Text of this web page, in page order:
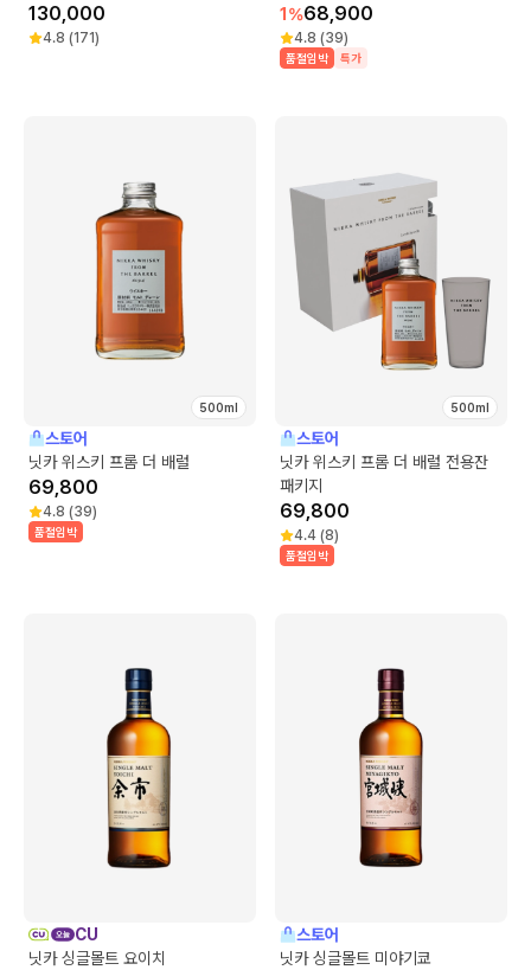
130,000
4.8 (171)
1 %68,900
4.8 (39)
품절임박 특가
500ml
스토어
닛카 위스키 프롬 더 배럴
69,800
4.8 (39)
품절임박
500ml
스토어
닛카 위스키 프롬 더 배럴 전용잔
패키지
69,800
4.4 (8)
품절임박
CU
닛카 싱글몰트 요이치
스토어
닛카 싱글몰트 미야기쿄